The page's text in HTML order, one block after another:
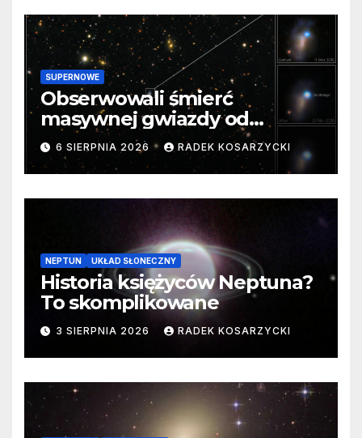
SUPERNOWE
Obserwowali śmierć
masywnej gwiazdy od
samego początku. Niezwykle
cenne dane
6 SIERPNIA 2026 RADEK KOSARZYCKI
NEPTUN UKŁAD SŁONECZNY
Historia księżyców Neptuna?
To skomplikowane
3 SIERPNIA 2026 RADEK KOSARZYCKI